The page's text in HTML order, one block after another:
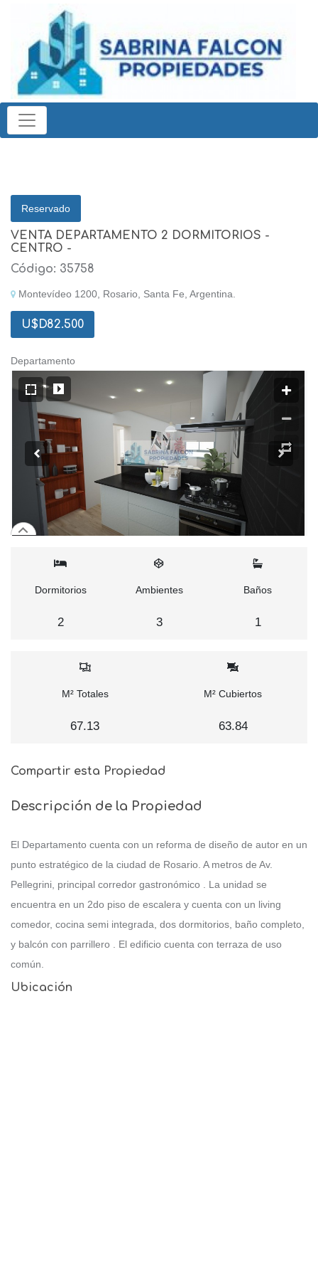
Reservado
VENTA DEPARTAMENTO 2 DORMITORIOS -
CENTRO -
Código: 35758
Montevídeo 1200, Rosario, Santa Fe, Argentina.
U$D82.500
Departamento
Dormitorios
2
Ambientes
3
Baños
1
M² Totales
67.13
M² Cubiertos
63.84
Compartir esta Propiedad
Descripción de la Propiedad
El Departamento cuenta con un reforma de diseño de autor en un
punto estratégico de la ciudad de Rosario. A metros de Av.
Pellegrini, principal corredor gastronómico . La unidad se
encuentra en un 2do piso de escalera y cuenta con un living
comedor, cocina semi integrada, dos dormitorios, baño completo,
y balcón con parrillero . El edificio cuenta con terraza de uso
común.
Ubicación